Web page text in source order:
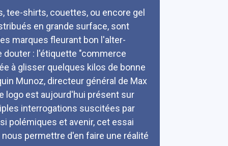
tee-shirts, couettes, ou encore gel
en grande surface, sont
marques fleurant bon l'alter-
douter : l'étiquette "commerce
à glisser quelques kilos de bonne
Munoz, directeur général de Max
logo est aujourd'hui présent sur
interrogations suscitées par
polémiques et avenir, cet essai
permettre d'en faire une réalité